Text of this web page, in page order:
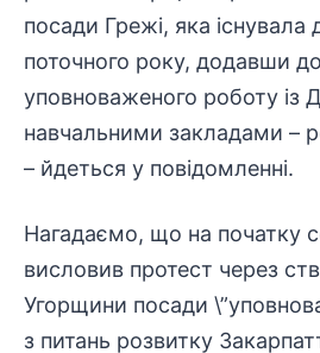
посади Грежі, яка існувала
поточного року, додавши
уповноваженого роботу із
навчальними закладами –
– йдеться у повідомленні.
Нагадаємо, що на початку
висловив протест через
Угорщини посади
з питань розвитку